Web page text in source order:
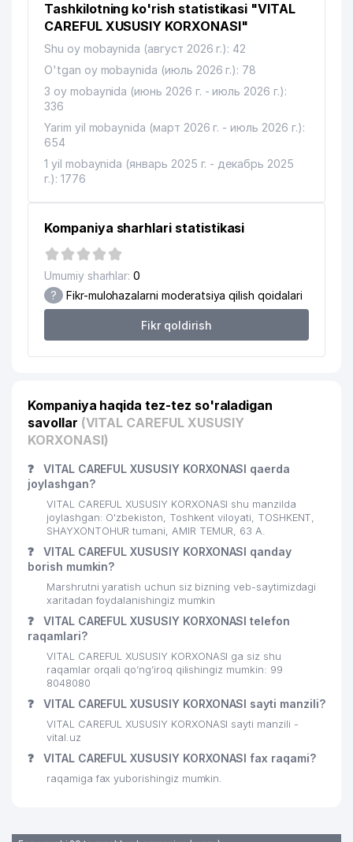
Tashkilotning ko'rish statistikasi "VITAL
CAREFUL XUSUSIY KORXONASI"
Shu oy mobaynida (август 2026 г.): 42
O'tgan oy mobaynida (июль 2026 г.): 78
3 oy mobaynida (июнь 2026 г. - июль 2026 г.):
336
Yarim yil mobaynida (март 2026 г. - июль 2026 г.):
654
1 yil mobaynida (январь 2025 г. - декабрь 2025
г.): 1776
Kompaniya sharhlari statistikasi
Umumiy sharhlar: 0
? Fikr-mulohazalarni moderatsiya qilish qoidalari
Fikr qoldirish
Kompaniya haqida tez-tez so'raladigan
savollar (VITAL CAREFUL XUSUSIY
KORXONASI)
❓
VITAL CAREFUL XUSUSIY KORXONASI qaerda
joylashgan?
VITAL CAREFUL XUSUSIY KORXONASI shu manzilda
joylashgan: O'zbekiston, Toshkent viloyati, TOSHKENT,
SHAYXONTOHUR tumani, AMIR TEMUR, 63 A.
❓
VITAL CAREFUL XUSUSIY KORXONASI qanday
borish mumkin?
Marshrutni yaratish uchun siz bizning veb-saytimizdagi
xaritadan foydalanishingiz mumkin
❓
VITAL CAREFUL XUSUSIY KORXONASI telefon
raqamlari?
VITAL CAREFUL XUSUSIY KORXONASI ga siz shu
raqamlar orqali qo’ng’iroq qilishingiz mumkin: 99
8048080
❓ VITAL CAREFUL XUSUSIY KORXONASI sayti manzili?
VITAL CAREFUL XUSUSIY KORXONASI sayti manzili -
vital.uz
❓ VITAL CAREFUL XUSUSIY KORXONASI fax raqami?
raqamiga fax yuborishingiz mumkin.